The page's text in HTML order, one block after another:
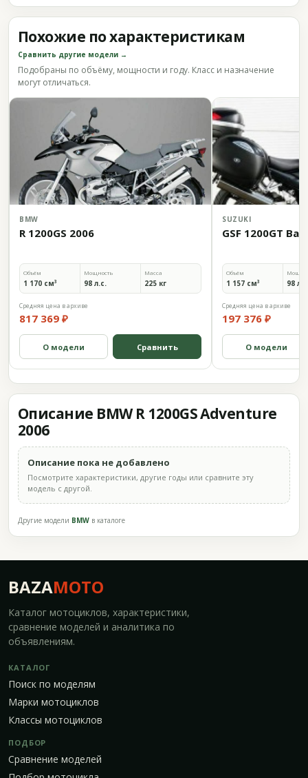
Похожие по характеристикам
Сравнить другие модели →
Подобраны по объёму, мощности и году. Класс и назначение
могут отличаться.
BMW
R 1200GS 2006
Объём
1 170 см³
Мощность
98 л.с.
Масса
225 кг
Средняя цена в архиве
817 369 ₽
О модели Сравнить
SUZUKI
GSF 1200GT
Объём
1 157 см³ 98
Средняя цена в архиве
197 376 ₽
О модели
Описание BMW R 1200GS Adventure
2006
Описание пока не добавлено
Посмотрите характеристики, другие годы или сравните эту
модель с другой.
Другие модели BMW в каталоге
BAZAMOTO
Каталог мотоциклов, характеристики,
сравнение моделей и аналитика по
объявлениям.
КАТАЛОГ
Поиск по моделям
Марки мотоциклов
Классы мотоциклов
ПОДБОР
Сравнение моделей